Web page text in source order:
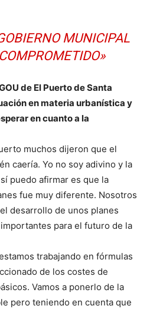
MUNICIPAL
de El Puerto de Santa
en materia urbanística y
en cuanto a la
muchos dijeron que el
caería. Yo no soy adivino y la
puedo afirmar es que la
fue muy diferente. Nosotros
desarrollo de unos planes
para el futuro de la
trabajando en fórmulas
de los costes de
Vamos a ponerlo de la
pero teniendo en cuenta que